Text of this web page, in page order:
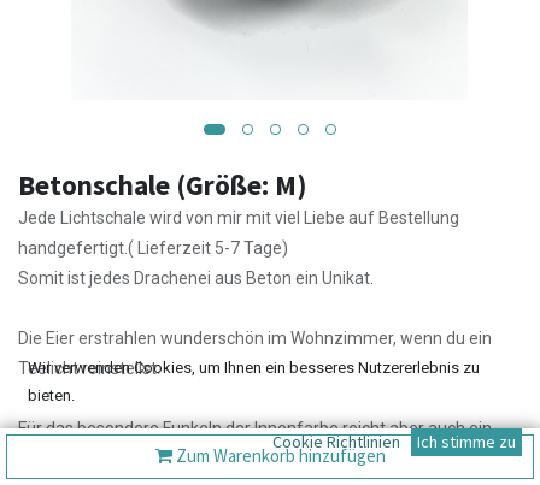
Zum Warenkorb hinzufügen
Betonschale (Größe: M)
Jede Lichtschale wird von mir mit viel Liebe auf Bestellung
handgefertigt.( Lieferzeit 5-7 Tage)
Somit ist jedes Drachenei aus Beton ein Unikat.
Die Eier erstrahlen wunderschön im Wohnzimmer, wenn du ein
Teelicht reinstellst.
Für das besondere Funkeln der Innenfarbe reicht aber auch ein
Sonnenstrahl auf der Fensterbank, vor der Haustür oder auf der
Wir verwenden Cookies, um Ihnen ein besseres Nutzererlebnis zu
bieten.
Cookie Richtlinien Ich stimme zu